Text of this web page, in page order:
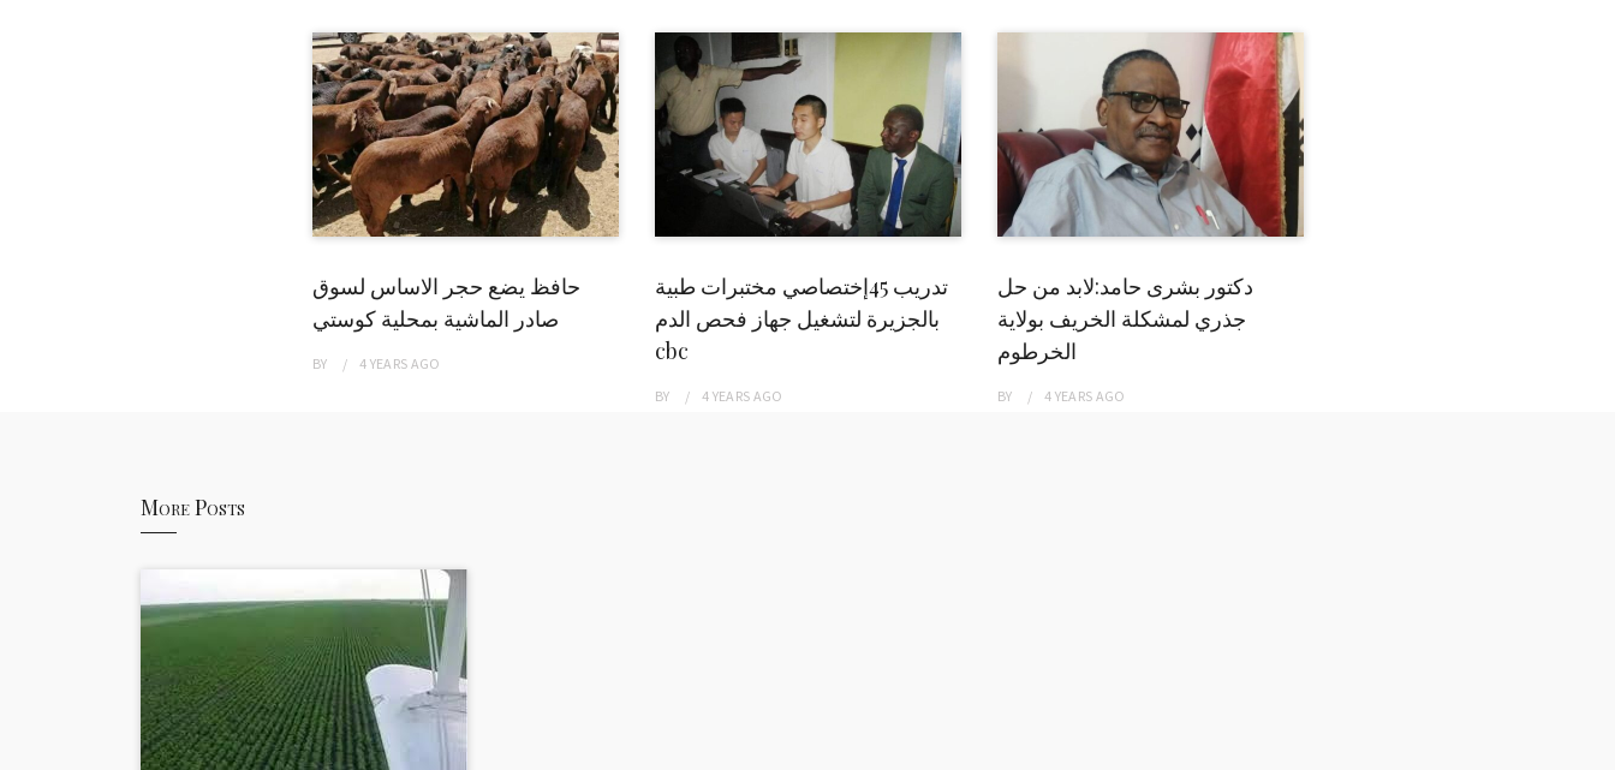
حافظ يضع حجر الاساس لسوق
صادر الماشية بمحلية كوستي
BY 4 YEARS AGO
تدريب 45إختصاصي مختبرات طبية
بالجزيرة لتشغيل جهاز فحص الدم
cbc
BY 4 YEARS AGO
دكتور بشرى حامد:لابد من حل
جذري لمشكلة الخريف بولاية
الخرطوم
BY 4 YEARS AGO
More Posts